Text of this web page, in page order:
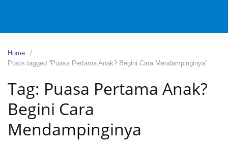
Home
Posts tagged “Puasa Pertama Anak? Begini Cara Mendampinginya”
Tag: Puasa Pertama Anak?
Begini Cara
Mendampinginya